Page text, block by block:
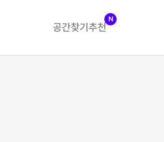
공간찾기 추천
N